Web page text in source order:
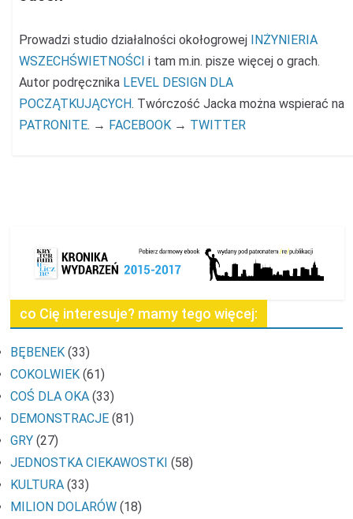
Prowadzi studio działalności okołogrowej
INŻYNIERIA
WSZECHŚWIETNOŚCI i tam m.in. pisze więcej o grach.
Autor podręcznika LEVEL DESIGN DLA
POCZĄTKUJĄCYCH. Twórczość Jacka można wspierać na
PATRONITE. → FACEBOOK → TWITTER
co Cię interesuje? mamy tego więcej:
BĘBENEK (33)
COKOLWIEK (61)
COŚ DLA OKA (33)
DEMONSTRACJE (81)
GRY (27)
JEDNOSTKA CIEKAWOSTKI (58)
KULTURA (33)
MILION DOLARÓW (18)